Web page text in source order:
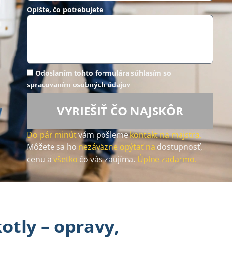
Opíšte, čo potrebujete
Odoslaním tohto formulára súhlasím so
spracovaním osobných údajov
VYRIEŠIŤ ČO NAJSKÔR
Do pár minútvám pošlemekontakt na majstra.
Môžete sa ho nezáväzne opýtať na dostupnosť,
cenu a všetko čo vás zaujíma. Úplne zadarmo.
– opravy,